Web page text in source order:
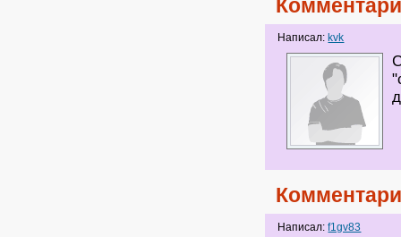
Написал:kvk
Написал:f1gv83